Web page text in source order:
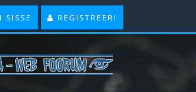
SISSE REGISTREERI